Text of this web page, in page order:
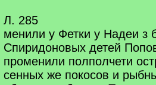
Л. 285
менили у Фетки у Надеи з
Спиридоновых детей
променили полполчети
сенных же покосов и